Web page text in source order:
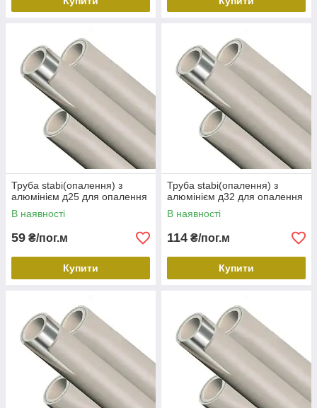
Труба stabi(опалення) з
алюмінієм д25 для опалення
В наявності
59 ₴/пог.м
Купити
Труба stabi(опалення) з
алюмінієм д32 для опалення
В наявності
114 ₴/пог.м
Купити